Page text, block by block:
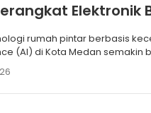
Elektronik
rumah pintar berbasis
(AI) di Kota Medan semakin